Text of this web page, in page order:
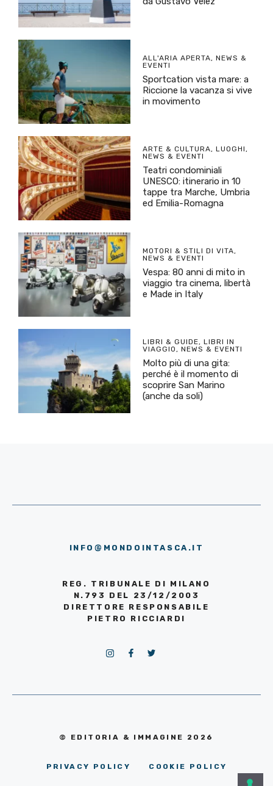
ALL'ARIA APERTA, NEWS &
EVENTI
Sportcation vista mare: a
Riccione la vacanza si vive
in movimento
ARTE & CULTURA, LUOGHI ,
NEWS & EVENTI
Teatri condominiali
UNESCO: itinerario in 10
tappe tra Marche, Umbria
ed Emilia-Romagna
MOTORI & STILI DI VITA,
NEWS & EVENTI
Vespa: 80 anni di mito in
viaggio tra cinema, libertà
e Made in Italy
LIBRI & GUIDE, LIBRI IN
VIAGGIO , NEWS & EVENTI
Molto più di una gita:
perché è il momento di
scoprire San Marino
(anche da soli)
INFO@MONDOINTASCA.IT
REG. TRIBUNALE DI MILANO
N.793 DEL 23/12/2003
DIRETTORE RESPONSABILE
PIETRO RICCIARDI
© EDITORIA & IMMAGINE 2026
PRIVACY POLICY COOKIE POLICY